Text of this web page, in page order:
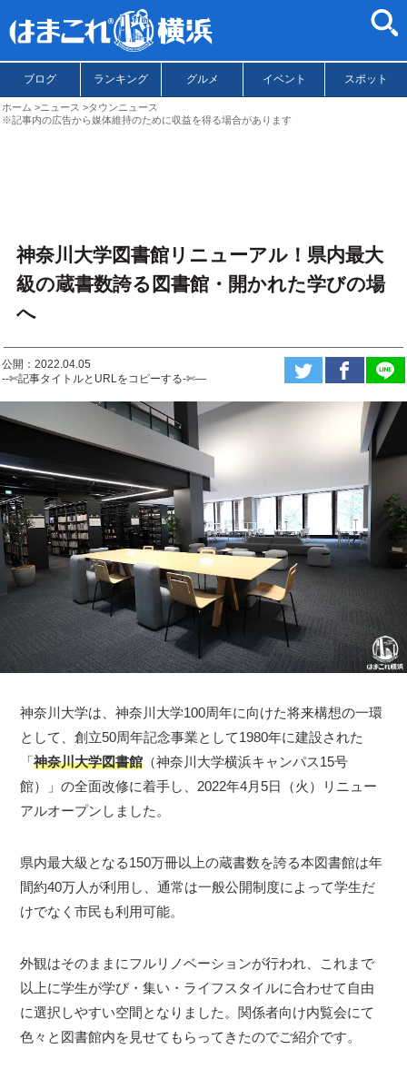
ブログ ランキング グルメ イベント スポット
ホーム ニュース
タウンニュース
※記事内の広告から媒体維持のために収益を得る場合があります
神奈川大学図書館リニューアル！県内最大
級の蔵書数誇る図書館・開かれた学びの場
へ
公開：2022.04.05
--✄記事タイトルとURLをコピーする-✄—
神奈川大学は、神奈川大学100周年に向けた将来構想の一環
として、創立50周年記念事業として1980年に建設された
「神奈川大学図書館 （神奈川大学横浜キャンパス15号
館）」の全面改修に着手し、2022年4月5日（火）リニュー
アルオープンしました。
県内最大級となる150万冊以上の蔵書数を誇る本図書館は年
間約40万人が利用し、通常は一般公開制度によって学生だ
けでなく市民も利用可能。
外観はそのままにフルリノベーションが行われ、これまで
以上に学生が学び・集い・ライフスタイルに合わせて自由
に選択しやすい空間となりました。関係者向け内覧会にて
色々と図書館内を見せてもらってきたのでご紹介です。